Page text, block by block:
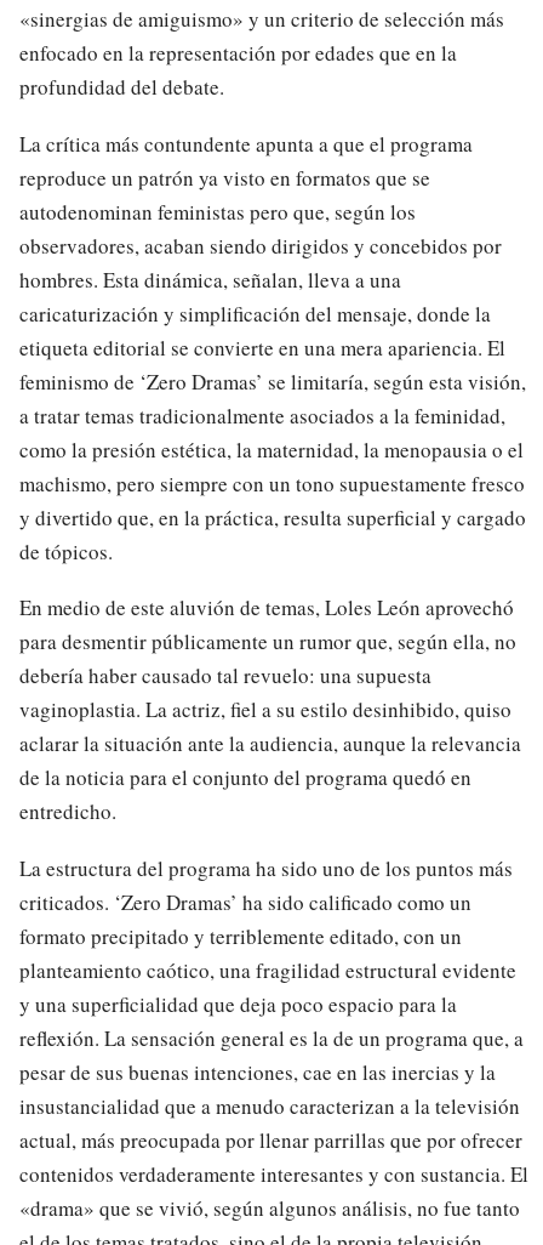
«sinergias de amiguismo» y un criterio de selección más
enfocado en la representación por edades que en la
profundidad del debate.
La crítica más contundente apunta a que el programa
reproduce un patrón ya visto en formatos que se
autodenominan feministas pero que, según los
observadores, acaban siendo dirigidos y concebidos por
hombres. Esta dinámica, señalan, lleva a una
caricaturización y simplificación del mensaje, donde la
etiqueta editorial se convierte en una mera apariencia. El
feminismo de ‘Zero Dramas’ se limitaría, según esta visión,
a tratar temas tradicionalmente asociados a la feminidad,
como la presión estética, la maternidad, la menopausia o el
machismo, pero siempre con un tono supuestamente fresco
y divertido que, en la práctica, resulta superficial y cargado
de tópicos.
En medio de este aluvión de temas, Loles León aprovechó
para desmentir públicamente un rumor que, según ella, no
debería haber causado tal revuelo: una supuesta
vaginoplastia. La actriz, fiel a su estilo desinhibido, quiso
aclarar la situación ante la audiencia, aunque la relevancia
de la noticia para el conjunto del programa quedó en
entredicho.
La estructura del programa ha sido uno de los puntos más
criticados. ‘Zero Dramas’ ha sido calificado como un
formato precipitado y terriblemente editado, con un
planteamiento caótico, una fragilidad estructural evidente
y una superficialidad que deja poco espacio para la
reflexión. La sensación general es la de un programa que, a
pesar de sus buenas intenciones, cae en las inercias y la
insustancialidad que a menudo caracterizan a la televisión
actual, más preocupada por llenar parrillas que por ofrecer
contenidos verdaderamente interesantes y con sustancia. El
«drama» que se vivió, según algunos análisis, no fue tanto